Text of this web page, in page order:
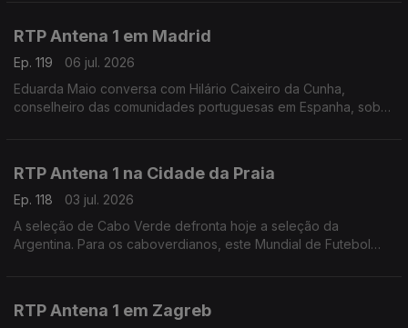
RTP Antena 1 em Madrid
Ep. 119
06 jul. 2026
Eduarda Maio conversa com Hilário Caixeiro da Cunha,
conselheiro das comunidades portuguesas em Espanha, sobre
RTP Antena 1 na Cidade da Praia
Ep. 118
03 jul. 2026
A seleção de Cabo Verde defronta hoje a seleção da
Argentina. Para os caboverdianos, este Mundial de Futebol
RTP Antena 1 em Zagreb